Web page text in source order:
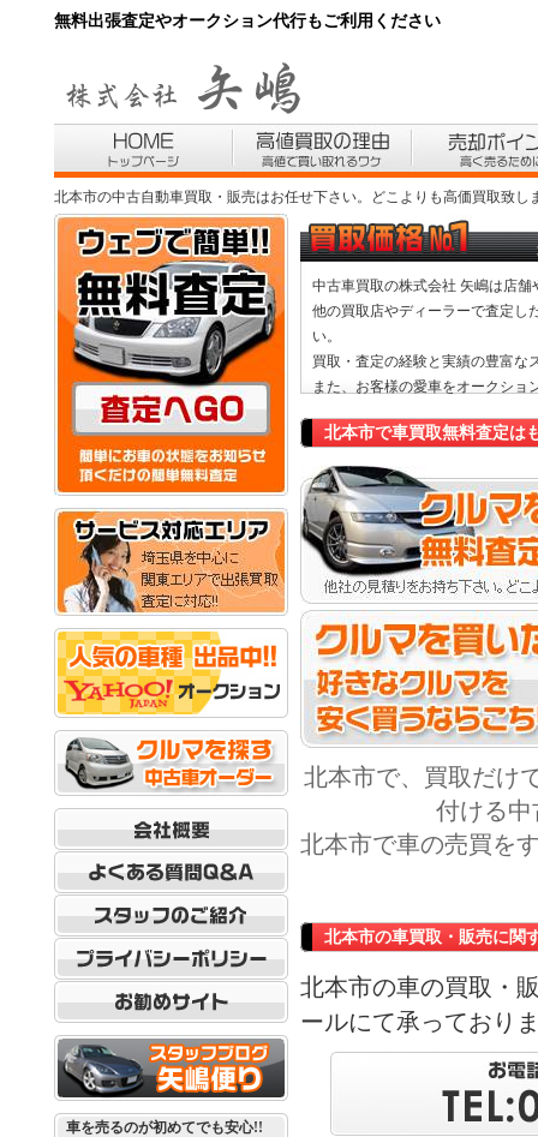
無料出張査定やオークション代行もご利用ください
北本市の中古自動車買取・販売はお任せ下さい。どこよりも高価買取致
中古車買取の株式会社 矢嶋は店
他の買取店やディーラーで査定し
い。
買取・査定の経験と実績の豊富な
また、お客様の愛車をオークショ
北本市で車買取無料査定は
北本市で、買取だけ
付ける
北本市で車の売買を
北本市の車買取・販売に関
北本市の車の買取・
ールにて承っており
車を売るのが初めてでも安心!!